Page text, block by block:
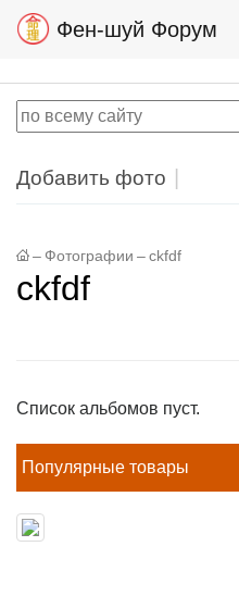
Фен-шуй Форум
Добавить фото
– Фотографии – ckfdf
ckfdf
Список альбомов пуст.
Популярные товары